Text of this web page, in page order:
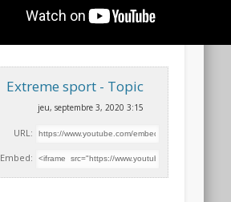
Extreme sport - Topic
jeu, septembre 3, 2020 3:15
URL:
Embed: